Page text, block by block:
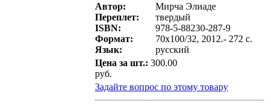
Автор:
Мирча Элиаде
Переплет:
твердый
ISBN:
978-5-88230-287-9
Формат:
70х100/32, 2012.- 272 с.
Язык:
русский
Цена за шт.: 300.00
руб.
Задайте вопрос по этому товару